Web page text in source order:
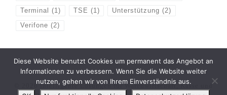
Terminal (1) TSE (1) Unterstützung (2)
Verifone (2)
© 2026 Intelligente Lösungen für Warenwirtschaft, Kasse und
Diese Website benutzt Cookies um permanent das Angebot an
Informationen zu verbessern. Wenn Sie die Website weiter
nutzen, gehen wir von Ihrem Einverständnis aus.